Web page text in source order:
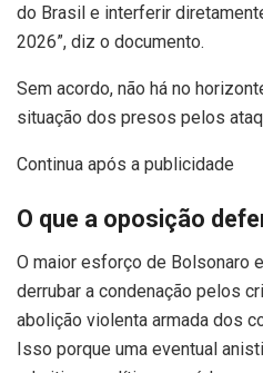
do Brasil e interferir
2026”, diz o documento.
Sem acordo, não há no
situação dos presos pelos
Continua após a publicidade
O que a oposição
O maior esforço de Bolsonaro
derrubar a condenação pelos
abolição violenta armada dos
Isso porque uma eventual